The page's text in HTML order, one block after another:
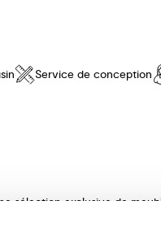
Service de conception
sélection exclusive de
confort inégalé.